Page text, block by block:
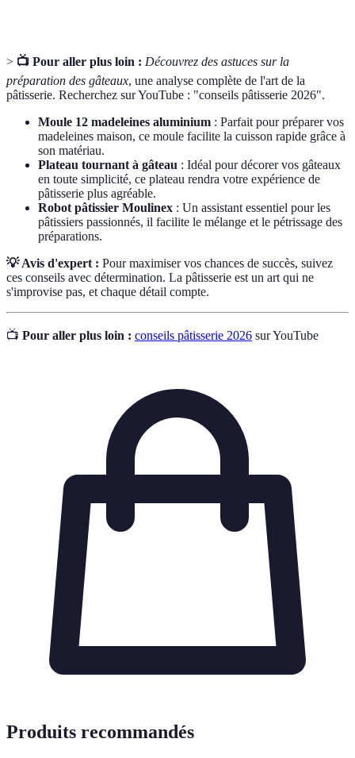
> 📺 Pour aller plus loin : Découvrez des astuces sur la
préparation des gâteaux, une analyse complète de l'art de la
pâtisserie. Recherchez sur YouTube : "conseils pâtisserie 2026".
Moule 12 madeleines aluminium : Parfait pour préparer vos
madeleines maison, ce moule facilite la cuisson rapide grâce à
son matériau.
Plateau tournant à gâteau : Idéal pour décorer vos gâteaux
en toute simplicité, ce plateau rendra votre expérience de
pâtisserie plus agréable.
Robot pâtissier Moulinex : Un assistant essentiel pour les
pâtissiers passionnés, il facilite le mélange et le pétrissage des
préparations.
💡 Avis d'expert : Pour maximiser vos chances de succès, suivez
ces conseils avec détermination. La pâtisserie est un art qui ne
s'improvise pas, et chaque détail compte.
📺 Pour aller plus loin : conseils pâtisserie 2026 sur YouTube
Produits recommandés